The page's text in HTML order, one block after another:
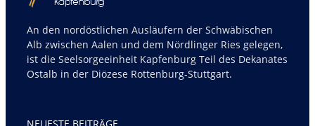
An den nordöstlichen Ausläufern der Schwäbischen
Alb zwischen Aalen und dem Nördlinger Ries gelegen,
ist die Seelsorgeeinheit Kapfenburg Teil des Dekanates
Ostalb in der Diözese Rottenburg-Stuttgart.